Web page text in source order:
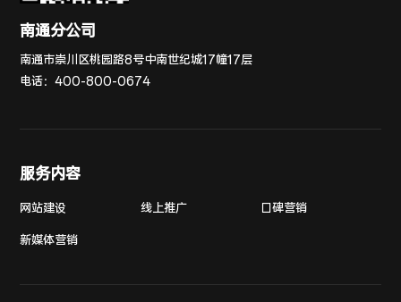
南通分公司
南通市崇川区桃园路8号中南世纪城17幢17层
电话：400-800-0674
服务内容
网站建设 线上推广 口碑营销
新媒体营销